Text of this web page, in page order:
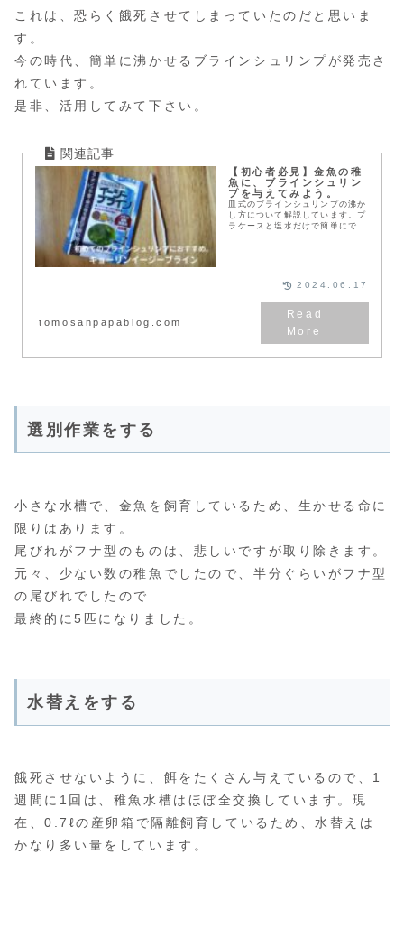
これは、恐らく餓死させてしまっていたのだと思いま
す。
今の時代、簡単に沸かせるブラインシュリンプが発売さ
れています。
是非、活用してみて下さい。
【初心者必見】金魚の稚
魚に、ブラインシュリン
プを与えてみよう。
皿式のブラインシュリンプの沸か
し方について解説しています。プ
ラケースと塩水だけで簡単にでき
tomosanpapablog.com
2024.06.17
選別作業をする
小さな水槽で、金魚を飼育しているため、生かせる命に
限りはあります。
尾びれがフナ型のものは、悲しいですが取り除きます。
元々、少ない数の稚魚でしたので、半分ぐらいがフナ型
の尾びれでしたので
最終的に5匹になりました。
水替えをする
餓死させないように、餌をたくさん与えているので、1
週間に1回は、稚魚水槽はほぼ全交換しています。現
在、0.7ℓの産卵箱で隔離飼育しているため、水替えは
かなり多い量をしています。